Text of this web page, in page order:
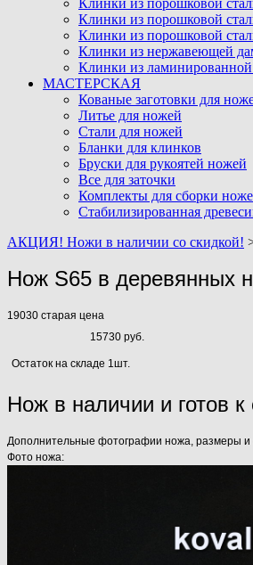
Клинки из порошковой
Клинки из порошковой
Клинки из порошковой
Клинки из нержавеющей
Клинки из
МАСТЕРСКАЯ
Кованые заготовки для
Литье для ножей
Стали для ножей
Бланки для клинков
Бруски для рукоятей ножей
Все для заточки
Комплекты для сборки
Стабилизированная
АКЦИЯ! Ножи в наличии со скидкой!
Нож S65 в деревянных
19030 старая цена
15730 руб.
Остаток на складе 1шт.
Нож в наличии и готов к
Дополнительные фотографии ножа, размеры и
Фото ножа: